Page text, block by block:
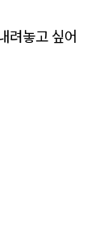
려놓고 싶어